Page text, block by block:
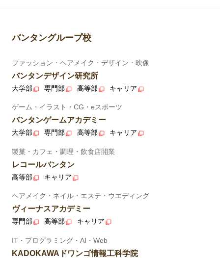
バンタングループ校
ファッション・ヘアメイク・デザイン・映像
バンタンデザイン研究所
大学部 専門部 高等部 キャリア
ゲーム・イラスト・CG・eスポーツ
バンタンゲームアカデミー
大学部 専門部 高等部 キャリア
製菓・カフェ・調理・飲食店開業
レコールバンタン
高等部 キャリア
ヘアメイク・ネイル・エステ・ウエディング
ヴィーナスアカデミー
専門部 高等部 キャリア
IT・プログラミング・AI・Web
KADOKAWAドワンゴ情報工科学院